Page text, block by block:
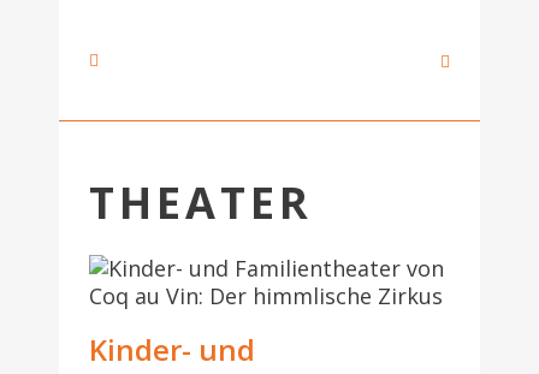
THEATER
Kinder- und